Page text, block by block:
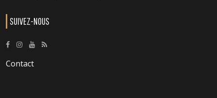
SUIVEZ-NOUS
Contact